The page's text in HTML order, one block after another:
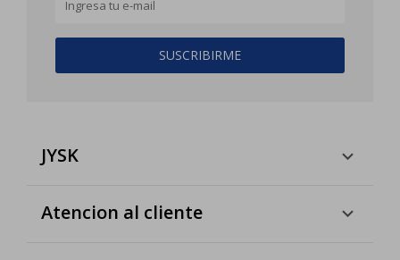
SUSCRIBIRME
JYSK
Atencion al cliente